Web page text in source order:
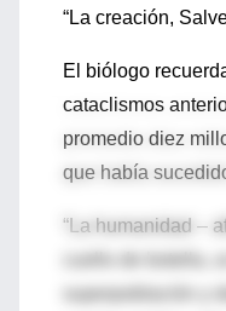
“La creación,
El biólogo
cataclismos
promedio diez
que había
“La humanidad –
superpoblación y